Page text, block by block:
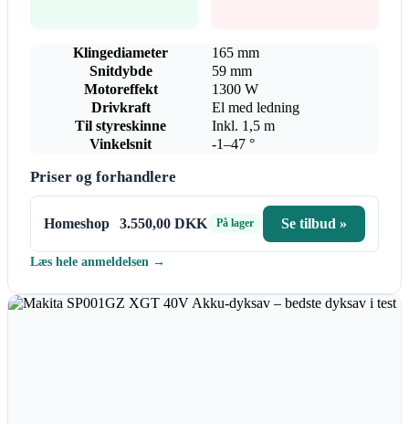
Klingediameter
165 mm
Snitdybde
59 mm
Motoreffekt
1300 W
Drivkraft
El med ledning
Til styreskinne
Inkl. 1,5 m
Vinkelsnit
-1–47 °
Priser og forhandlere
Homeshop 3.550,00 DKK På lager Se tilbud »
Læs hele anmeldelsen →